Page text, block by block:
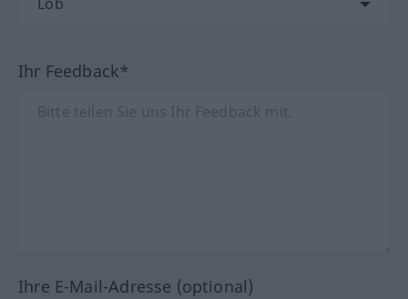
Ihr Feedback*
Ihre E-Mail-Adresse (optional)